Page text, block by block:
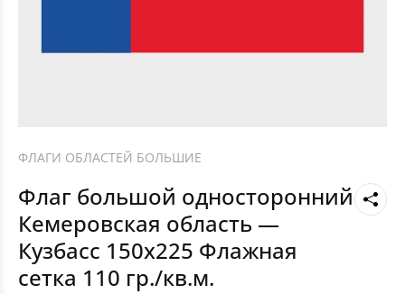
ФЛАГИ ОБЛАСТЕЙ БОЛЬШИЕ
Флаг большой односторонний
Кемеровская область —
Кузбасс 150х225 Флажная
сетка 110 гр./кв.м.